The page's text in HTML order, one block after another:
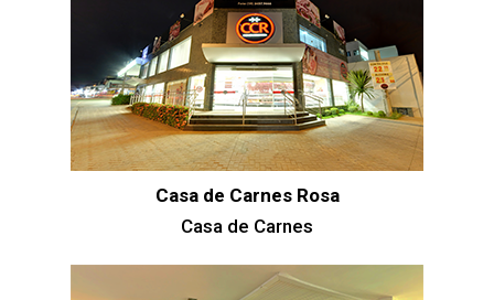
Casa de Carnes Rosa
Casa de Carnes